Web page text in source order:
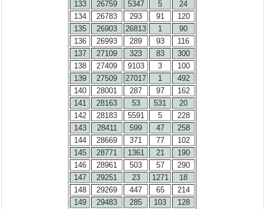
133
26759 5347 5
24
134
26783 293 91
120
135
26903 26813 1
90
136
26993 289 93
116
137
27109 323 83
300
138
27409 9103 3
100
139
27509 27017 1
492
140
28001 287 97
162
141
28163 53 531
20
142
28183 5591 5
228
143
28411 599 47
258
144
28669 371 77
102
145
28771 1361 21
190
146
28961 503 57
290
147
29251 23 1271
18
148
29269 447 65
214
149
29483 285 103
128